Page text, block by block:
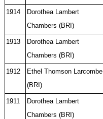
1914
Dorothea Lambert
Chambers (BRI)
1913
Dorothea Lambert
Chambers (BRI)
1912
Ethel Thomson Larcombe
(BRI)
1911
Dorothea Lambert
Chambers (BRI)